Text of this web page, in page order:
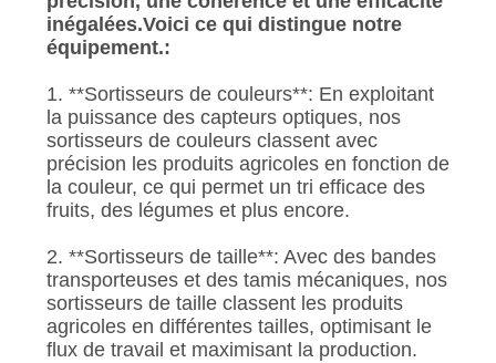
PRIVACY
POLICY
inégalées.Voici ce qui distingue notre
équipement.:
1. **Sortisseurs de couleurs**: En exploitant
la puissance des capteurs optiques, nos
sortisseurs de couleurs classent avec
précision les produits agricoles en fonction de
la couleur, ce qui permet un tri efficace des
fruits, des légumes et plus encore.
2. **Sortisseurs de taille**: Avec des bandes
transporteuses et des tamis mécaniques, nos
sortisseurs de taille classent les produits
agricoles en différentes tailles, optimisant le
flux de travail et maximisant la production.